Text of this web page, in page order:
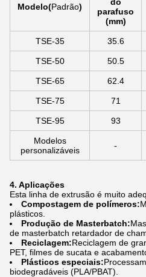
Modelo(Padrão)
parafuso
(mm)
TSE-35 35.6
TSE-50 50.5
TSE-65 62.4
TSE-75 71
TSE-95 93
Modelos
personalizáveis
-
4. Aplicações
Esta linha de extrusão é muito
Compostagem de polímeros:
plásticos.
Produção de Masterbatch:
de masterbatch retardador de
Reciclagem:Reciclagem de
PET, filmes de sucata e
Plásticos especiais:
biodegradáveis (PLA/PBAT).